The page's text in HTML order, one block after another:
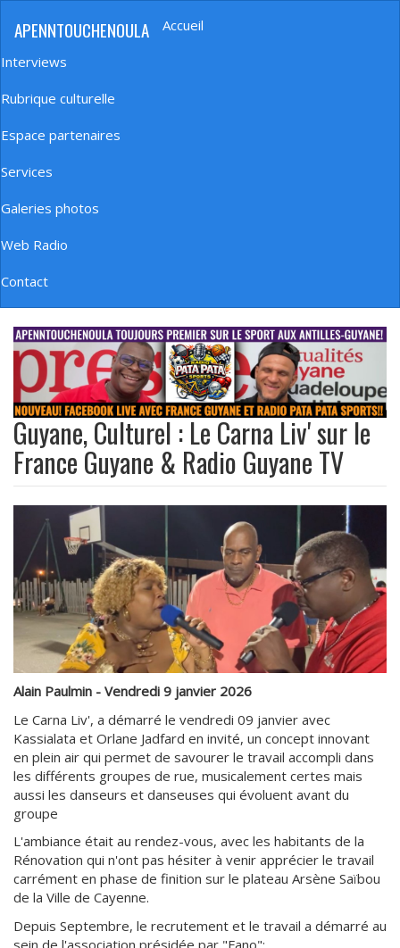
principal
APENNTOUCHENOULA
Navigation
principale
Accueil
Interviews
Rubrique culturelle
Espace partenaires
Services
Galeries photos
Web Radio
Contact
banniere_img
Guyane, Culturel : Le Carna Liv' sur le
France Guyane & Radio Guyane TV
Alain Paulmin - Vendredi 9 janvier 2026
Le Carna Liv', a démarré le vendredi 09 janvier avec
Kassialata et Orlane Jadfard en invité, un concept innovant
en plein air qui permet de savourer le travail accompli dans
les différents groupes de rue, musicalement certes mais
aussi les danseurs et danseuses qui évoluent avant du
groupe
L'ambiance était au rendez-vous, avec les habitants de la
Rénovation qui n'ont pas hésiter à venir apprécier le travail
carrément en phase de finition sur le plateau Arsène Saïbou
de la Ville de Cayenne.
Depuis Septembre, le recrutement et le travail a démarré au
sein de l'association présidée par "Fano";